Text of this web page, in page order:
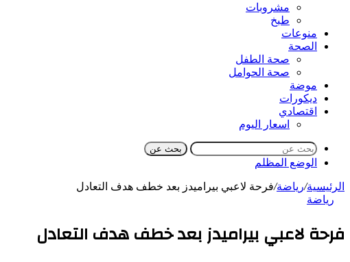
مشروبات
طبخ
منوعات
الصحة
صحة الطفل
صحة الحوامل
موضة
ديكورات
اقتصادي
اسعار اليوم
بحث عن
الوضع المظلم
الرئيسية/رياضة/فرحة لاعبي بيراميدز بعد خطف هدف التعادل
رياضة
فرحة لاعبي بيراميدز بعد خطف هدف التعادل